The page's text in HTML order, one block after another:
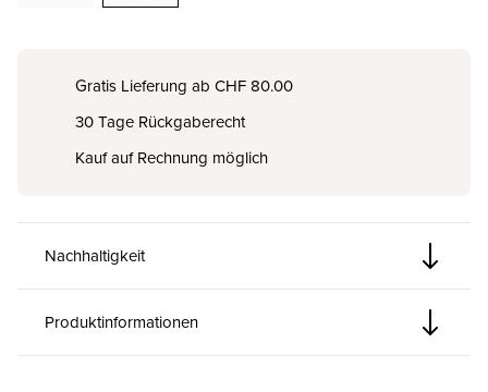
Gratis Lieferung ab CHF 80.00
30 Tage Rückgaberecht
Kauf auf Rechnung möglich
Nachhaltigkeit
Produktinformationen